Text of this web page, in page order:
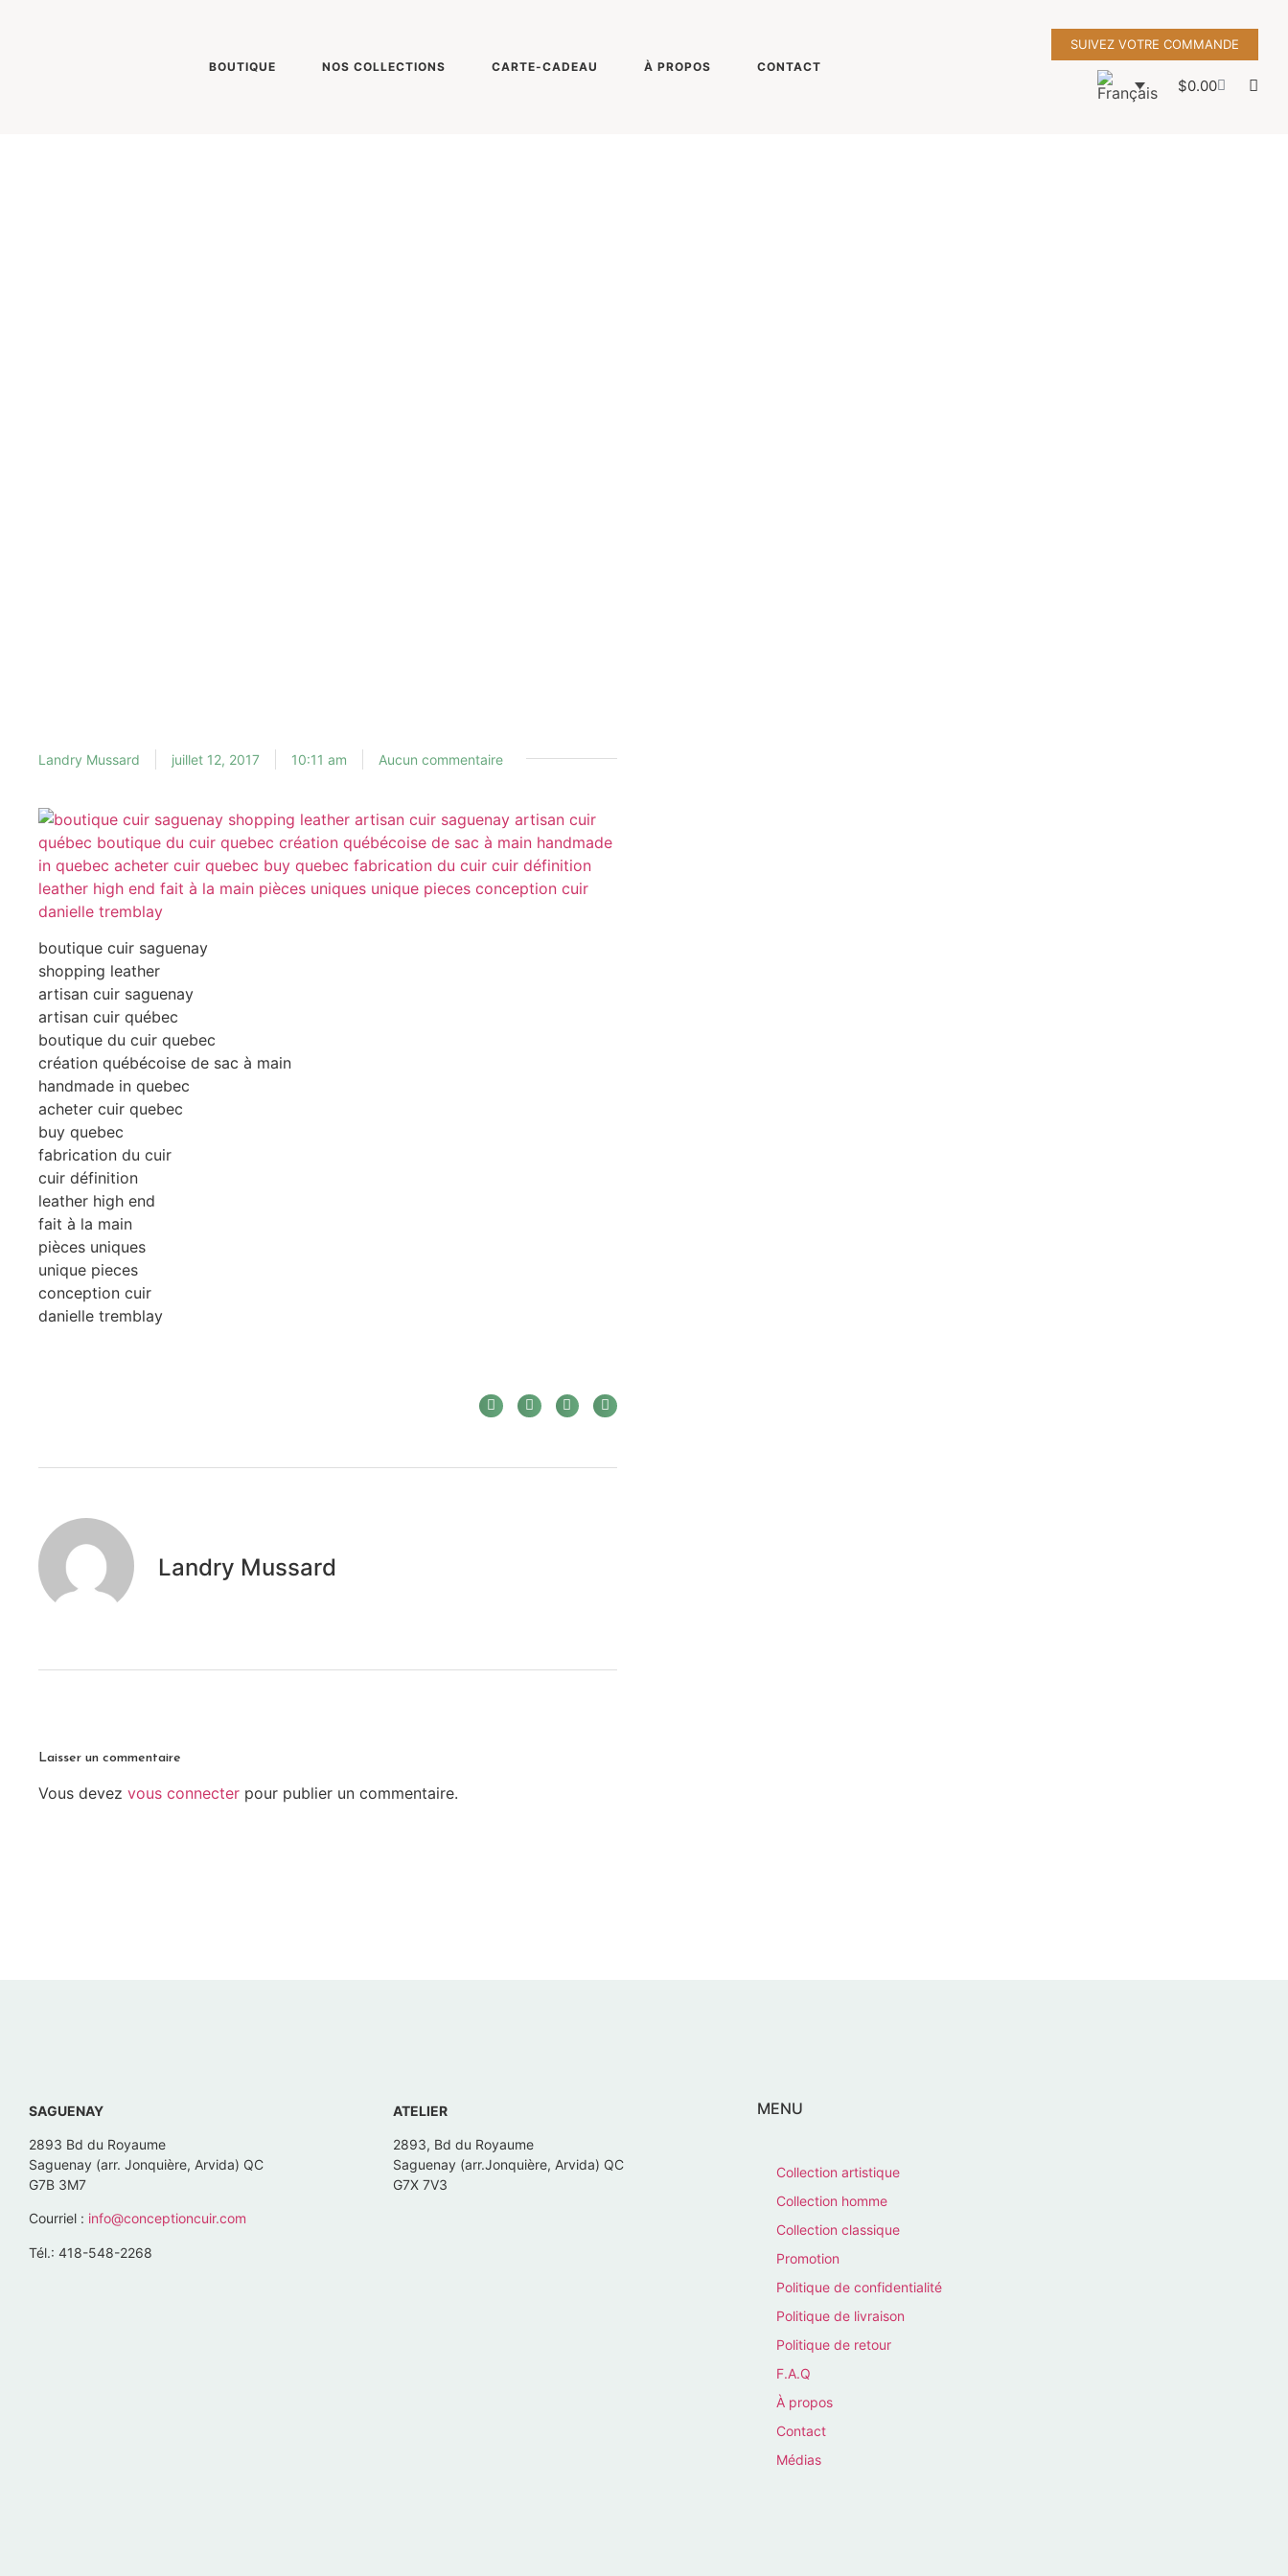
BOUTIQUE NOS COLLECTIONS CARTE-CADEAU À PROPOS CONTACT
SUIVEZ VOTRE COMMANDE
$0.00
Landry Mussard juillet 12, 2017 10:11 am Aucun commentaire
boutique cuir saguenay
shopping leather
artisan cuir saguenay
artisan cuir québec
boutique du cuir quebec
création québécoise de sac à main
handmade in quebec
acheter cuir quebec
buy quebec
fabrication du cuir
cuir définition
leather high end
fait à la main
pièces uniques
unique pieces
conception cuir
danielle tremblay
Landry Mussard
Laisser un commentaire
Vous devez vous connecter pour publier un commentaire.
SAGUENAY
2893 Bd du Royaume
Saguenay (arr. Jonquière, Arvida) QC
G7B 3M7
Courriel : info@conceptioncuir.com
Tél.: 418-548-2268
ATELIER
2893, Bd du Royaume
Saguenay (arr.Jonquière, Arvida) QC
G7X 7V3
MENU
Collection artistique
Collection homme
Collection classique
Promotion
Politique de confidentialité
Politique de livraison
Politique de retour
F.A.Q
À propos
Contact
Médias